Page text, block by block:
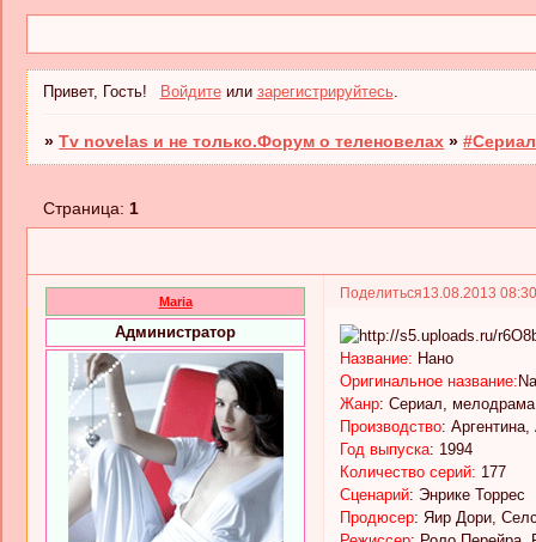
Привет, Гость! Войдитеили зарегистрируйтесь.
»Tv novelas и не только.Форум о теленовелах »
Страница:1
Поделиться13.08.2013
Maria
Администратор
Название: Нано
Оригинальное название:
Жанр: Сериал, мелодрама
Производство:
Год выпуска: 1994
Количество серий: 177
Сценарий: Энрике Торрес
Продюсер: Яир Дори,